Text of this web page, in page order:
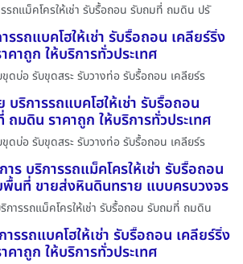
รถแม็คโครให้เช่า รับรื้อถอน รับถมที่ ถมดิน ปรั
รถแบคโฮให้เช่า รับรื้อถอน เคลียร์ริ่ง
าถูก ให้บริการทั่วประเทศ
ขุดบ่อ รับขุดสระ รับวางท่อ รับรื้อถอน เคลียร์ร
ริการรถแบคโฮให้เช่า รับรื้อถอน
มดิน ราคาถูก ให้บริการทั่วประเทศ
ขุดบ่อ รับขุดสระ รับวางท่อ รับรื้อถอน เคลียร์ร
ร บริการรถแม็คโครให้เช่า รับรื้อถอน
นที่ ขายส่งหินดินทราย แบบครบวงจร
การรถแม็คโครให้เช่า รับรื้อถอน รับถมที่ ถมดิน
รรถแบคโฮให้เช่า รับรื้อถอน เคลียร์ริ่ง
าถูก ให้บริการทั่วประเทศ